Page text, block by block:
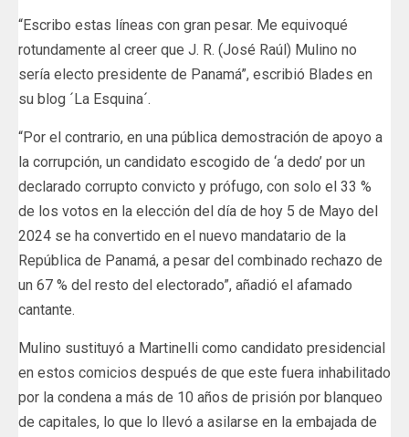
“Escribo estas líneas con gran pesar. Me equivoqué
rotundamente al creer que J. R. (José Raúl) Mulino no
sería electo presidente de Panamá”, escribió Blades en
su blog ´La Esquina´.
“Por el contrario, en una pública demostración de apoyo a
la corrupción, un candidato escogido de ‘a dedo’ por un
declarado corrupto convicto y prófugo, con solo el 33 %
de los votos en la elección del día de hoy 5 de Mayo del
2024 se ha convertido en el nuevo mandatario de la
República de Panamá, a pesar del combinado rechazo de
un 67 % del resto del electorado”, añadió el afamado
cantante.
Mulino sustituyó a Martinelli como candidato presidencial
en estos comicios después de que este fuera inhabilitado
por la condena a más de 10 años de prisión por blanqueo
de capitales, lo que lo llevó a asilarse en la embajada de